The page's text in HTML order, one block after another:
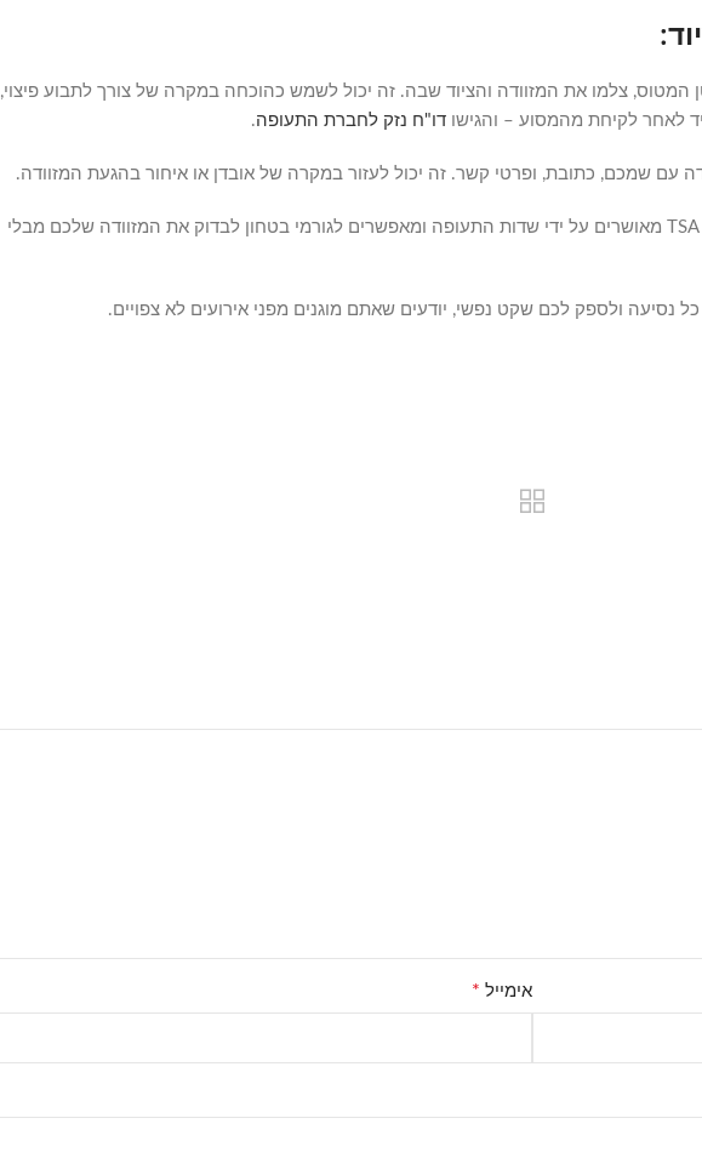
המטוס, צלמו את המזוודה והציוד שבה. זה יכול לשמש כהוכחה במקרה של צורך לתבוע פיצוי,
לאחר לקיחת מהמסוע – והגישו דו"ח נזק לחברת התעופה.
3. השקעה במזוודה המצויידת במנעול TSA: מנעולי TSA מאושרים על ידי שדות התעופה ומאפשרים לגורמי בטחון לבדוק את המזוודה שלכם מבלי
נסיעה ולספק לכם שקט נפשי, יודעים שאתם מוגנים מפני אירועים לא צפויים.
אימייל *